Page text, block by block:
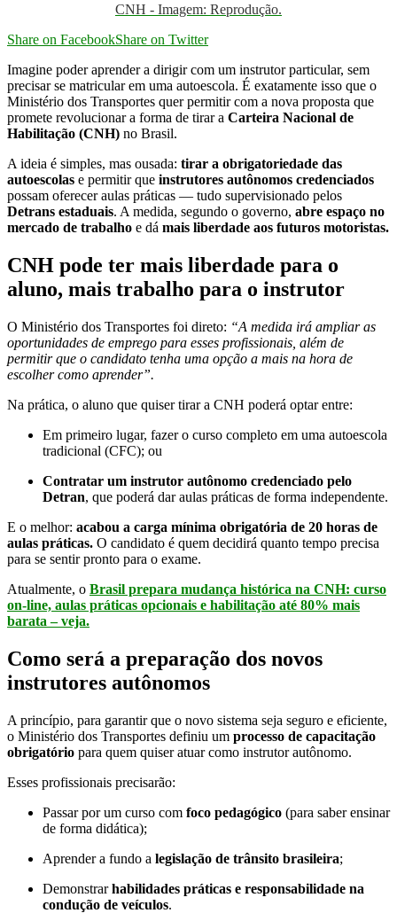
CNH - Imagem: Reprodução.
Share on FacebookShare on Twitter
Imagine poder aprender a dirigir com um instrutor particular, sem
precisar se matricular em uma autoescola. É exatamente isso que o
Ministério dos Transportes quer permitir com a nova proposta que
promete revolucionar a forma de tirar a Carteira Nacional de
Habilitação (CNH) no Brasil.
A ideia é simples, mas ousada: tirar a obrigatoriedade das
autoescolas e permitir que instrutores autônomos credenciados
possam oferecer aulas práticas — tudo supervisionado pelos
Detrans estaduais. A medida, segundo o governo, abre espaço no
mercado de trabalho e dá mais liberdade aos futuros motoristas.
CNH pode ter mais liberdade para o
aluno, mais trabalho para o instrutor
O Ministério dos Transportes foi direto: “A medida irá ampliar as
oportunidades de emprego para esses profissionais, além de
permitir que o candidato tenha uma opção a mais na hora de
escolher como aprender”.
Na prática, o aluno que quiser tirar a CNH poderá optar entre:
Em primeiro lugar, fazer o curso completo em uma autoescola
tradicional (CFC); ou
Contratar um instrutor autônomo credenciado pelo
Detran, que poderá dar aulas práticas de forma independente.
E o melhor: acabou a carga mínima obrigatória de 20 horas de
aulas práticas. O candidato é quem decidirá quanto tempo precisa
para se sentir pronto para o exame.
Atualmente, o Brasil prepara mudança histórica na CNH: curso
on-line, aulas práticas opcionais e habilitação até 80% mais
barata – veja.
Como será a preparação dos novos
instrutores autônomos
A princípio, para garantir que o novo sistema seja seguro e eficiente,
o Ministério dos Transportes definiu um processo de capacitação
obrigatório para quem quiser atuar como instrutor autônomo.
Esses profissionais precisarão:
Passar por um curso com foco pedagógico (para saber ensinar
de forma didática);
Aprender a fundo a legislação de trânsito brasileira;
Demonstrarhabilidades práticas e responsabilidade na
condução de veículos.